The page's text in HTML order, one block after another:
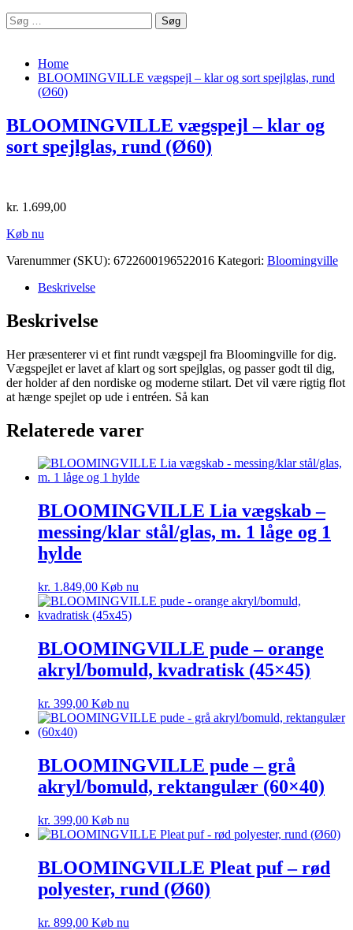
Søg
efter:
Home
BLOOMINGVILLE vægspejl – klar og sort spejlglas, rund
(Ø60)
BLOOMINGVILLE vægspejl – klar og
sort spejlglas, rund (Ø60)
kr. 1.699,00
Køb nu
Varenummer (SKU): 6722600196522016 Kategori: Bloomingville
Beskrivelse
Beskrivelse
Her præsenterer vi et fint rundt vægspejl fra Bloomingville for dig.
Vægspejlet er lavet af klart og sort spejlglas, og passer godt til dig,
der holder af den nordiske og moderne stilart. Det vil være rigtig flot
at hænge spejlet op ude i entréen. Så kan
Relaterede varer
BLOOMINGVILLE Lia vægskab –
messing/klar stål/glas, m. 1 låge og 1
hylde
kr. 1.849,00 Køb nu
BLOOMINGVILLE pude – orange
akryl/bomuld, kvadratisk (45×45)
kr. 399,00 Køb nu
BLOOMINGVILLE pude – grå
akryl/bomuld, rektangulær (60×40)
kr. 399,00 Køb nu
BLOOMINGVILLE Pleat puf – rød
polyester, rund (Ø60)
kr. 899,00 Køb nu